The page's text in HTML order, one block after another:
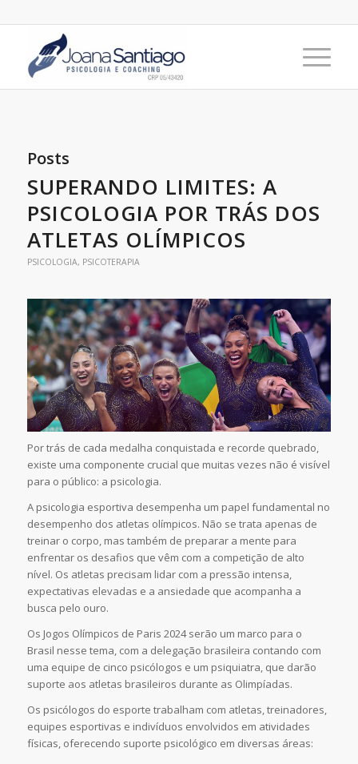
Posts
SUPERANDO LIMITES: A
PSICOLOGIA POR TRÁS DOS
ATLETAS OLÍMPICOS
PSICOLOGIA, PSICOTERAPIA
Por trás de cada medalha conquistada e recorde quebrado,
existe uma componente crucial que muitas vezes não é visível
para o público: a psicologia.
A psicologia esportiva desempenha um papel fundamental no
desempenho dos atletas olímpicos. Não se trata apenas de
treinar o corpo, mas também de preparar a mente para
enfrentar os desafios que vêm com a competição de alto
nível. Os atletas precisam lidar com a pressão intensa,
expectativas elevadas e a ansiedade que acompanha a
busca pelo ouro.
Os Jogos Olímpicos de Paris 2024 serão um marco para o
Brasil nesse tema, com a delegação brasileira contando com
uma equipe de cinco psicólogos e um psiquiatra, que darão
suporte aos atletas brasileiros durante as Olimpíadas.
Os psicólogos do esporte trabalham com atletas, treinadores,
equipes esportivas e indivíduos envolvidos em atividades
físicas, oferecendo suporte psicológico em diversas áreas: